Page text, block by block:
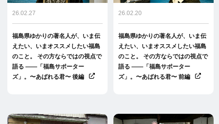
26.02.27
福島県ゆかりの著名人が、いま伝
えたい、いまオススメしたい福島
のこと。 その方ならではの視点で
語る ――「福島サポーター
ズ」。〜あばれる君〜 後編
26.02.20
福島県ゆかりの著名人が、いま伝
えたい、いまオススメしたい福島
のこと。 その方ならではの視点で
語る ――「福島サポーター
ズ」。〜あばれる君〜 前編